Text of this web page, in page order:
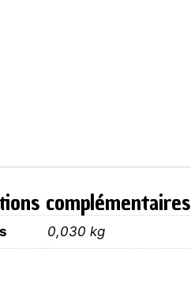
complémentaires
0,030 kg